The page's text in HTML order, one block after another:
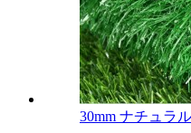
30mm ナチュラ